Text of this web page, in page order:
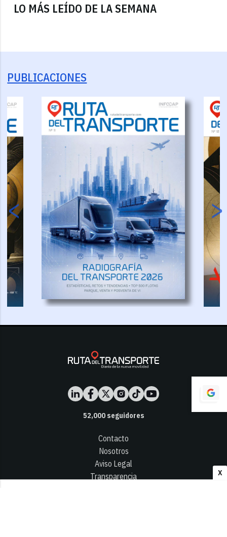
X
LO MÁS LEÍDO DE LA SEMANA
PUBLICACIONES
52,000seguidores
Contacto
Nosotros
Aviso Legal
Transparencia